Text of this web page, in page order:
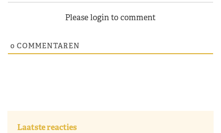
Please login to comment
0 COMMENTAREN
Laatste reacties